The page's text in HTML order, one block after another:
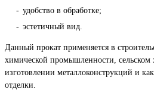
удобство в обработке;
эстетичный вид.
Данный прокат применяется в
химической промышленности, сельском
изготовлении металлоконструкций и
отделки.